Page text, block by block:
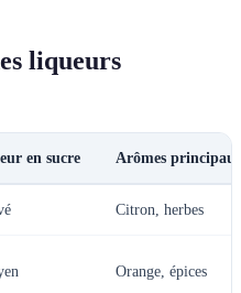
liqueurs
en sucre Arômes
Citron, herbes
Orange, épices